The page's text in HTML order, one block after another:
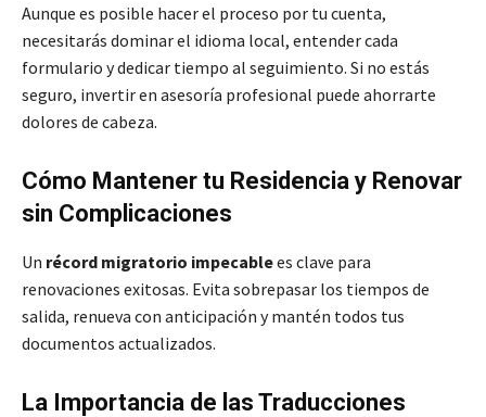
Aunque es posible hacer el proceso por tu cuenta,
necesitarás dominar el idioma local, entender cada
formulario y dedicar tiempo al seguimiento. Si no estás
seguro, invertir en asesoría profesional puede ahorrarte
dolores de cabeza.
Cómo Mantener tu Residencia y Renovar
sin Complicaciones
Un récord migratorio impecablees clave para
renovaciones exitosas. Evita sobrepasar los tiempos de
salida, renueva con anticipación y mantén todos tus
documentos actualizados.
La Importancia de las Traducciones